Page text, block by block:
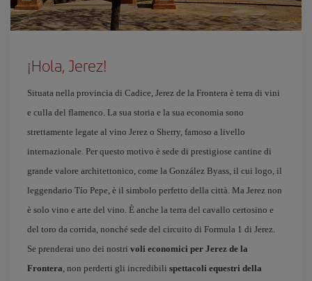
¡Hola, Jerez!
Situata nella provincia di Cadice, Jerez de la Frontera è terra di vini
e culla del flamenco. La sua storia e la sua economia sono
strettamente legate al vino Jerez o Sherry, famoso a livello
internazionale. Per questo motivo è sede di prestigiose cantine di
grande valore architettonico, come la González Byass, il cui logo, il
leggendario Tío Pepe, è il simbolo perfetto della città. Ma Jerez non
è solo vino e arte del vino. È anche la terra del cavallo certosino e
del toro da corrida, nonché sede del circuito di Formula 1 di Jerez.
Se prenderai uno dei nostri voli economici per Jerez de la
Frontera, non perderti gli incredibili spettacoli equestri della